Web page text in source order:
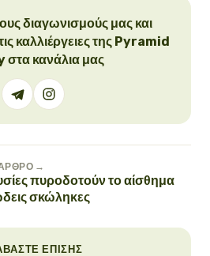
διαγωνισμούς μας και
καλλιέργειες της Pyramid
στα κανάλια μας
→
πυροδοτούν το αίσθημα
σκώληκες
ΕΠΊΣΗΣ